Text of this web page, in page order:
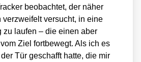
beob­ach­tet, der näher
ver­zwei­felt ver­sucht, in eine
zu lau­fen – die einen aber
Ziel fort­be­wegt. Als ich es
Tür geschafft hat­te, die mir